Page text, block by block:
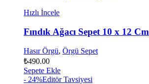
Hızlı İncele
Fındık Ağacı Sepet 10 x 12 Cm
Hasır Örgü, Örgü Sepet
₺490.00
Sepete Ekle
- 24%Editör Tavsiyesi